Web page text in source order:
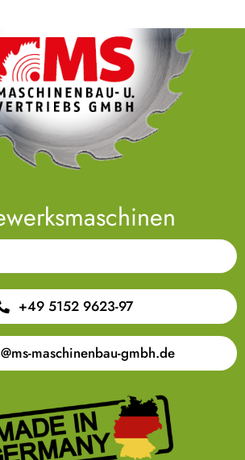
+49 5152 9623-97
maschinenbau-gmbh.de